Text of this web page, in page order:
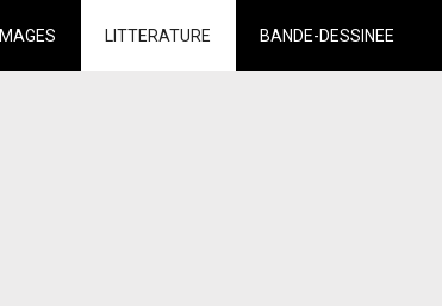
IMAGES LITTERATURE BANDE-DESSINEE